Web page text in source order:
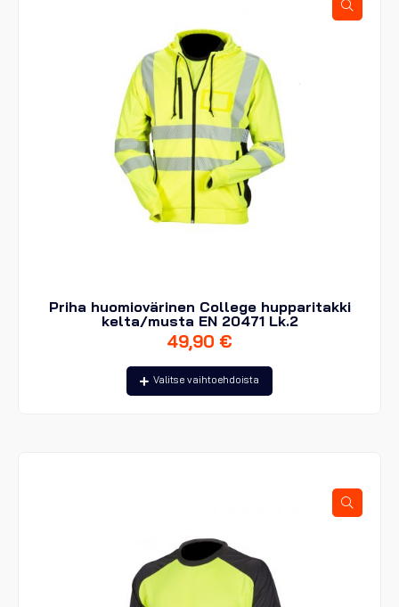
Priha huomiovärinen College hupparitakki
kelta/musta EN 20471 Lk.2
49,90 €
Valitse vaihtoehdoista
Tällä
tuotteella